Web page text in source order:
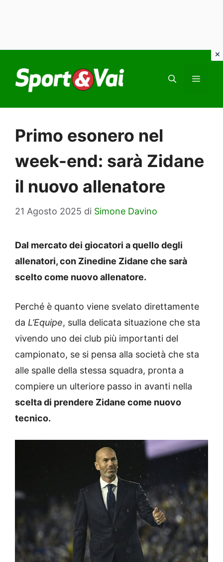
contenuto
Primo esonero nel
week-end: sarà Zidane
il nuovo allenatore
21 Agosto 2025 di Simone Davino
Dal mercato dei giocatori a quello degli
allenatori, con Zinedine Zidane che sarà
scelto come nuovo allenatore.
Perché è quanto viene svelato direttamente
da L’Equipe, sulla delicata situazione che sta
vivendo uno dei club più importanti del
campionato, se si pensa alla società che sta
alle spalle della stessa squadra, pronta a
compiere un ulteriore passo in avanti nella
scelta di prendere Zidane come nuovo
tecnico.